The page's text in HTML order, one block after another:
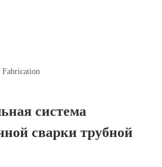
система
сварки трубной